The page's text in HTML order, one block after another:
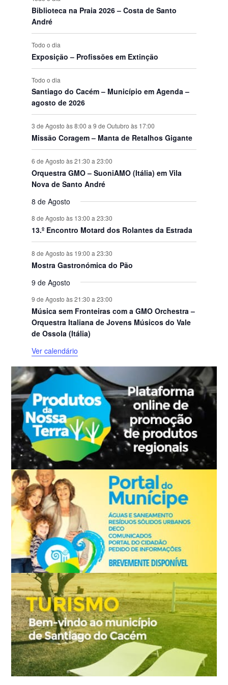
v
e
n
t
o
s
s
s
s
o
s
o
o
o
o
o
n
t
o
s
o
n
o
n
o
n
o
n
o
o
Biblioteca na Praia 2026 – Costa de Santo
André
Todo o dia
Exposição – Profissões em Extinção
Todo o dia
Santiago do Cacém – Município em Agenda –
agosto de 2026
3 de Agosto às 8:00 a 9 de Outubro às 17:00
Missão Coragem – Manta de Retalhos Gigante
6 de Agosto às 21:30 a 23:00
Orquestra GMO – SuoniAMO (Itália) em Vila
Nova de Santo André
8 de Agosto
8 de Agosto às 13:00 a 23:30
13.º Encontro Motard dos Rolantes da Estrada
8 de Agosto às 19:00 a 23:30
Mostra Gastronómica do Pão
9 de Agosto
9 de Agosto às 21:30 a 23:00
Música sem Fronteiras com a GMO Orchestra –
Orquestra Italiana de Jovens Músicos do Vale
de Ossola (Itália)
Ver calendário